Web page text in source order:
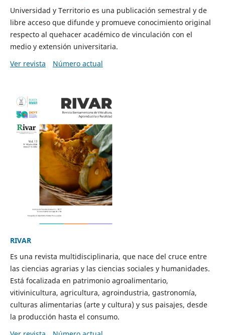
Universidad y Territorio es una publicación semestral y de
libre acceso que difunde y promueve conocimiento original
respecto al quehacer académico de vinculación con el
medio y extensión universitaria.
Ver revista
Número actual
RIVAR
Es una revista multidisciplinaria, que nace del cruce entre
las ciencias agrarias y las ciencias sociales y humanidades.
Está focalizada en patrimonio agroalimentario,
vitivinicultura, agricultura, agroindustria, gastronomía,
culturas alimentarias (arte y cultura) y sus paisajes, desde
la producción hasta el consumo.